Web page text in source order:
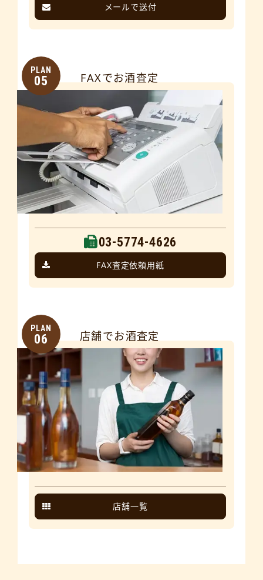
メールで送付
PLAN
05 FAXでお酒査定
03-5774-4626
FAX査定依頼用紙
PLAN
06 店舗でお酒査定
店舗一覧